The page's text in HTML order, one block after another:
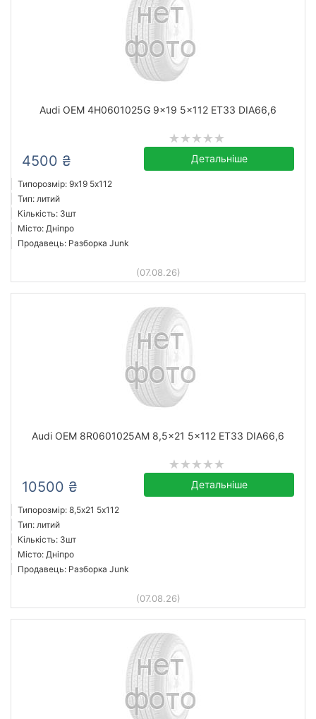
Audi OEM 4H0601025G 9x19 5x112 ET33 DIA66,6
4500 ₴ Детальніше
Типорозмір: 9x19 5х112
Тип: литий
Кількість: 3шт
Місто: Дніпро
Продавець: Разборка Junk
(07.08.26)
Audi OEM 8R0601025AM 8,5x21 5x112 ET33 DIA66,6
10500 ₴ Детальніше
Типорозмір: 8,5x21 5х112
Тип: литий
Кількість: 3шт
Місто: Дніпро
Продавець: Разборка Junk
(07.08.26)